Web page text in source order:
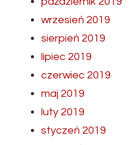
wrzesień 2019
sierpień 2019
lipiec 2019
czerwiec 2019
maj 2019
luty 2019
styczeń 2019